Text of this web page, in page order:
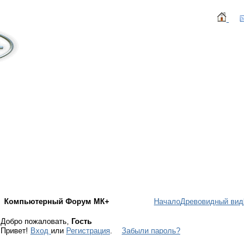
Компьютерный Форум МК+ НачалоДревовидный вид
Добро пожаловать, Гость
Привет! Вход или Регистрация. Забыли пароль?